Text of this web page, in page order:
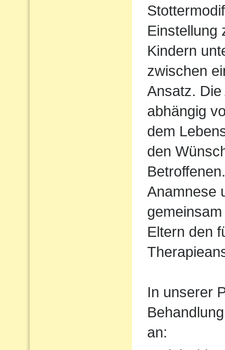
Einstellung
Kindern
zwischen
Ansatz. Die
abhängig
dem
den
Anamnese
Eltern den
In unserer
an: